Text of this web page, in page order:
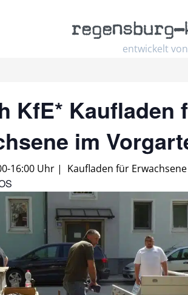
entwickelt von
regensburg–
KfE* Kaufladen
im
-16:00 Uhr | Kaufladen für Erwachsene